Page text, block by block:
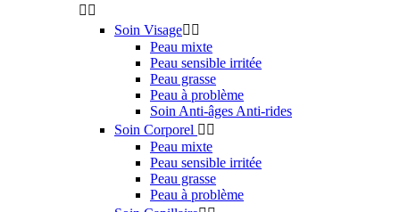
 
Soin Visage 
Peau mixte
Peau sensible irritée
Peau grasse
Peau à problème
Soin Anti-âges Anti-rides
Soin Corporel  
Peau mixte
Peau sensible irritée
Peau grasse
Peau à problème